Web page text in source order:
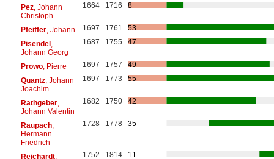
Pez, Johann
Christoph
1664 1716 8
Pfeiffer, Johann 1697 1761
53
Pisendel,
Johann Georg
1687 1755 47
Prowo, Pierre 1697 1757
49
Quantz, Johann
Joachim
1697 1773 55
Rathgeber,
Johann Valentin
1682 1750 42
Raupach,
Hermann
Friedrich
1728 1778 35
Reichardt,
1752 1814 11